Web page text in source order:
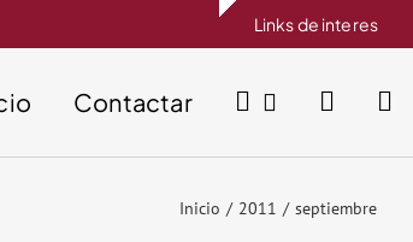
Links de interes
Contactar
Inicio 2011 septiembre